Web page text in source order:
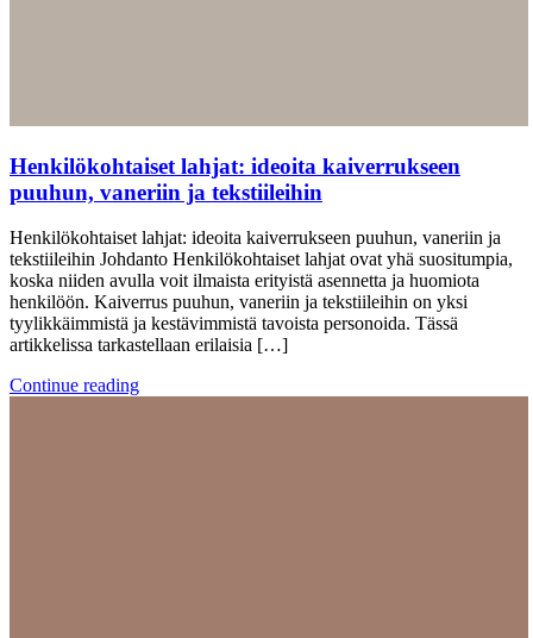
Henkilökohtaiset lahjat: ideoita kaiverrukseen
puuhun, vaneriin ja tekstiileihin
Henkilökohtaiset lahjat: ideoita kaiverrukseen puuhun, vaneriin ja
tekstiileihin Johdanto Henkilökohtaiset lahjat ovat yhä suositumpia,
koska niiden avulla voit ilmaista erityistä asennetta ja huomiota
henkilöön. Kaiverrus puuhun, vaneriin ja tekstiileihin on yksi
tyylikkäimmistä ja kestävimmistä tavoista personoida. Tässä
artikkelissa tarkastellaan erilaisia […]
Continue reading